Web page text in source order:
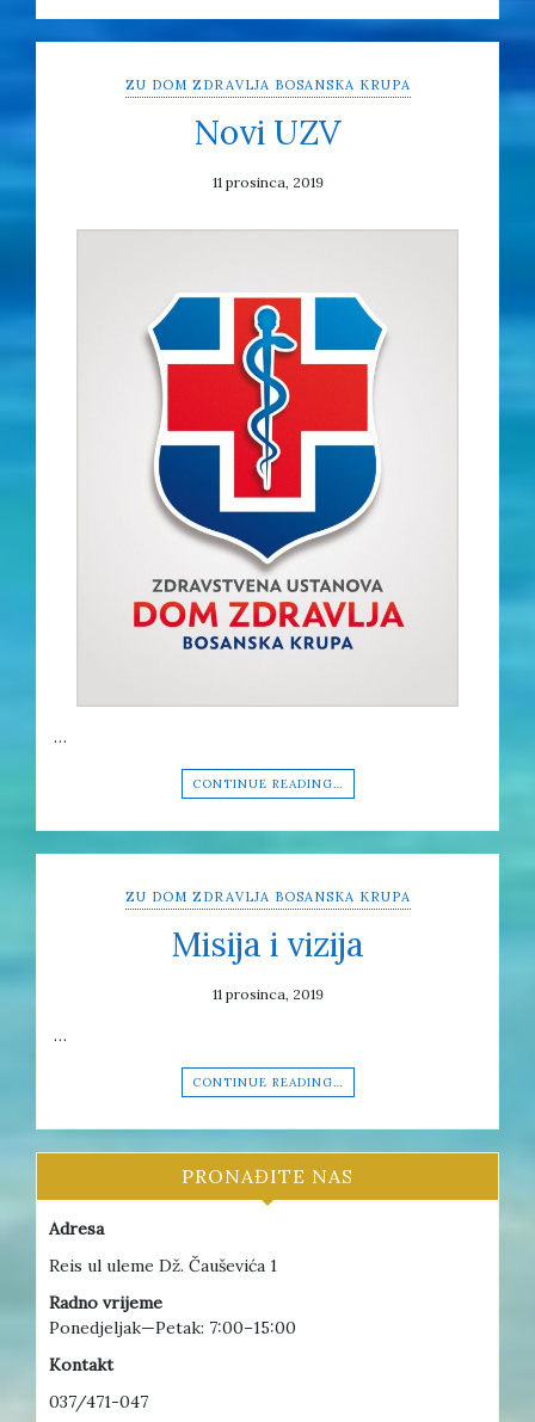
ZU DOM ZDRAVLJA BOSANSKA KRUPA
Novi UZV
11 prosinca, 2019
…
CONTINUE READING…
ZU DOM ZDRAVLJA BOSANSKA KRUPA
Misija i vizija
11 prosinca, 2019
…
CONTINUE READING…
PRONAĐITE NAS
Adresa
Reis ul uleme Dž. Čauševića 1
Radno vrijeme
Ponedjeljak—Petak: 7:00–15:00
Kontakt
037/471-047